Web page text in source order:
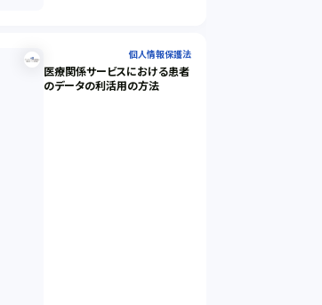
個人情報保護法
医療関係サービスにおける患者
のデータの利活用の方法